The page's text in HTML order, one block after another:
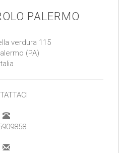
PALERMO
verdura 115
(PA)
Italia